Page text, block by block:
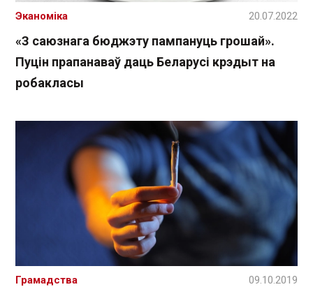
«З саюзнага бюджэту пампануць грошай».
Пуцін прапанаваў даць Беларусі крэдыт на
робакласы
Эканоміка 20.07.2022
Грамадства 09.10.2019